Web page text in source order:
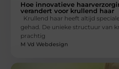
Hoe innovatieve
verandert voor krullend haar
Krullend haar heeft altijd
gehad. De unieke structuur van
prachtig
M Vd Webdesign